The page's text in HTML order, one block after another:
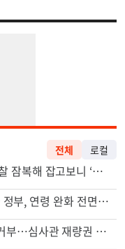
신호위반 후 달아난 배달기사…경찰 잠복해 잡고보니 ‘반전’
"65세 복수국적 빗장 푸나"... 한국 정부, 연령 완화 전면 추진